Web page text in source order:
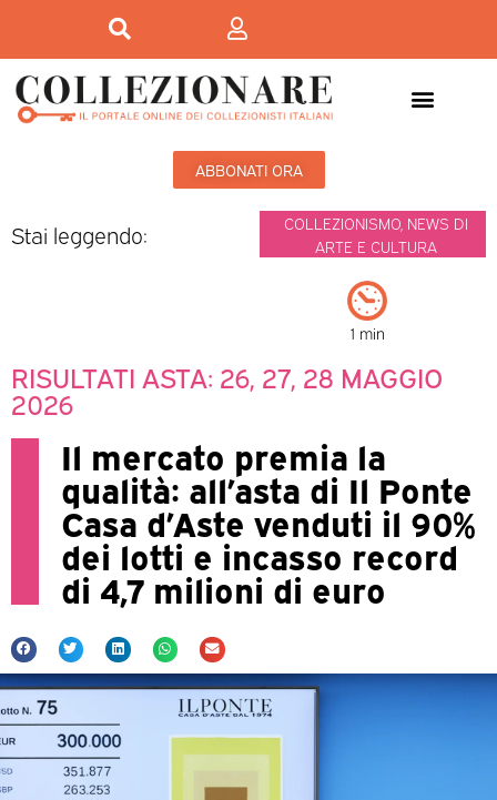
ABBONATI ORA
Stai leggendo: COLLEZIONISMO, NEWS DI
ARTE E CULTURA
1 min
RISULTATI ASTA: 26, 27, 28 MAGGIO
2026
Il mercato premia la
qualità: all’asta di Il Ponte
Casa d’Aste venduti il 90%
dei lotti e incasso record
di 4,7 milioni di euro